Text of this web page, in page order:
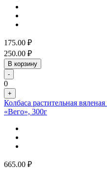
175.00 ₽
250.00 ₽
В корзину
-
0
+
Колбаса растительная
«Вего», 300г
665.00 ₽